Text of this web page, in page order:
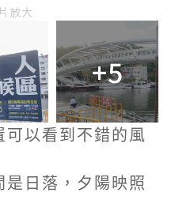
放大
+5
以看到不錯的風
日落，夕陽映照